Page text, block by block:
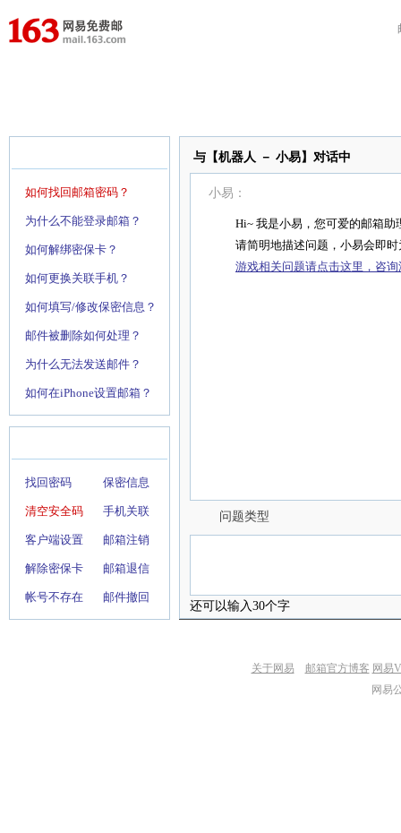
如何找回邮箱密码？
为什么不能登录邮箱？
如何解绑密保卡？
如何更换关联手机？
如何填写/修改保密信息？
邮件被删除如何处理？
为什么无法发送邮件？
如何在iPhone设置邮箱？
找回密码 保密信息
清空安全码 手机关联
客户端设置 邮箱注销
解除密保卡 邮箱退信
帐号不存在 邮件撤回
与【机器人 － 小易】对话中
小易：
Hi~ 我是小易，您可爱的邮箱助
请简明地描述问题，小易会即
游戏相关问题请点击这里，咨询
问题类型
还可以输入30个字
关于网易 邮箱官方博客 网易
网易